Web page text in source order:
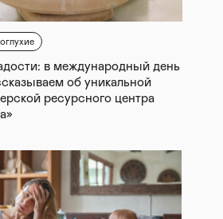
в международный день
об уникальной
ресурсного центра